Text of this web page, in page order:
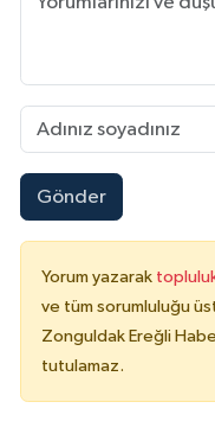
Gönder
Yorum yazarak topluluk
ve tüm sorumluluğu
Zonguldak Ereğli
tutulamaz.